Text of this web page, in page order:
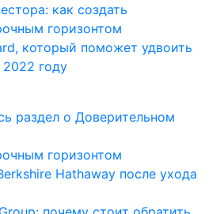
как создать
горизонтом
который поможет удвоить
году
горизонтом
Hathaway после ухода